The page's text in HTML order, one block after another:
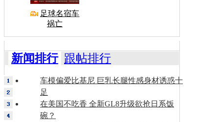
足球名宿车
祸亡
新闻排行 跟帖排行
车模偏爱比基尼 巨乳长腿性感身材诱惑十
足
在美国不吃香 全新GL8升级欲抢日系饭
碗？